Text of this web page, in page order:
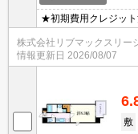
★初期費用クレジッ
広々8.3帖の１K☆ス
条件等お気軽にお問
株式会社リブマックスリー
情報更新日 2026/08/07
敷